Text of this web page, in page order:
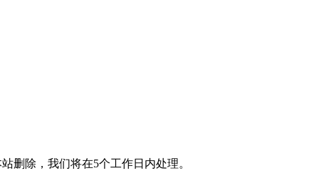
删除，我们将在5个工作日内处理。